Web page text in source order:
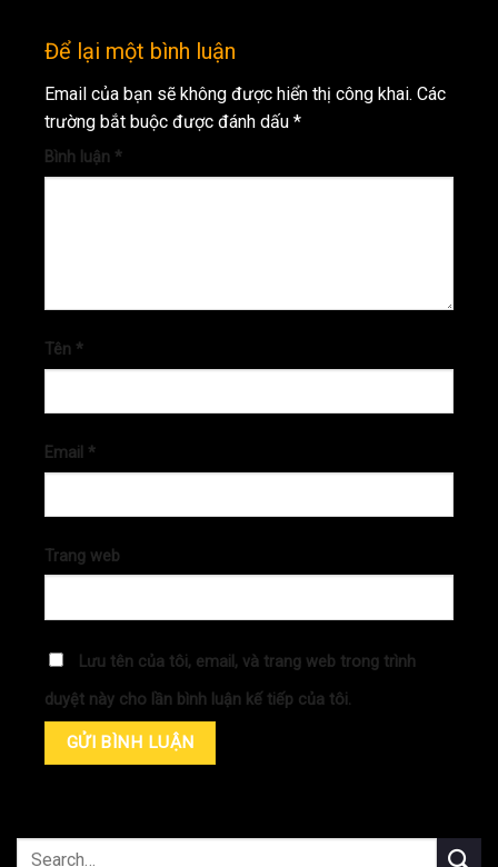
Để lại một bình luận
Email của bạn sẽ không được hiển thị công khai. Các
trường bắt buộc được đánh dấu *
Bình luận *
Tên *
Email *
Trang web
Lưu tên của tôi, email, và trang web trong trình
duyệt này cho lần bình luận kế tiếp của tôi.